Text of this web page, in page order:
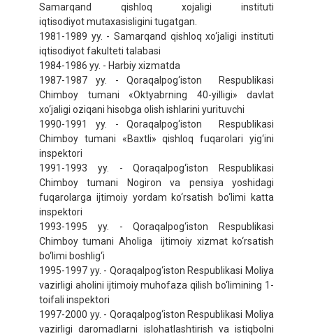
XIZMATLAR
116,4 %
2025- yilning yanvar-iyun oylariga nisbatan foizda
DOIMIY AHOLI SONI
2 061 488
2026- yil 1- iyul holatiga
Samarqand qishloq xojaligi instituti
iqtisodiyot mutaxasisligini tugatgan.
1981-1989 yy. - Samarqand qishloq xo‘jaligi instituti
iqtisodiyot fakulteti talabasi
1984-1986 yy. - Harbiy xizmatda
1987-1987 yy. - Qoraqalpog‘iston Respublikasi
Chimboy tumani «Oktyabrning 40-yilligi» davlat
xo‘jaligi oziqani hisobga olish ishlarini yurituvchi
1990-1991 yy. - Qoraqalpog‘iston Respublikasi
Chimboy tumani «Baxtli» qishloq fuqarolari yig‘ini
inspektori
1991-1993 yy. - Qoraqalpog‘iston Respublikasi
Chimboy tumani Nogiron va pensiya yoshidagi
fuqarolarga ijtimoiy yordam ko‘rsatish bo‘limi katta
inspektori
1993-1995 yy. - Qoraqalpog‘iston Respublikasi
Chimboy tumani Aholiga ijtimoiy xizmat ko‘rsatish
bo‘limi boshlig‘i
1995-1997 yy. - Qoraqalpog‘iston Respublikasi Moliya
vazirligi aholini ijtimoiy muhofaza qilish bo‘limining 1-
toifali inspektori
1997-2000 yy. - Qoraqalpog‘iston Respublikasi Moliya
vazirligi daromadlarni islohatlashtirish va istiqbolni